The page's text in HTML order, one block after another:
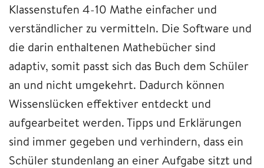
Klassenstufen 4-10 Mathe einfacher und
verständlicher zu vermitteln. Die Software und
die darin enthaltenen Mathebücher sind
adaptiv, somit passt sich das Buch dem Schüler
an und nicht umgekehrt. Dadurch können
Wissenslücken effektiver entdeckt und
aufgearbeitet werden. Tipps und Erklärungen
sind immer gegeben und verhindern, dass ein
Schüler stundenlang an einer Aufgabe sitzt und